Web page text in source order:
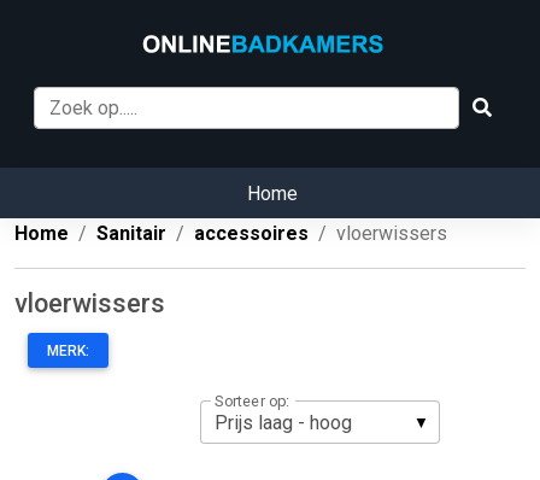
Home
Home
Sanitair accessoires vloerwissers
vloerwissers
MERK:
Sorteer op: